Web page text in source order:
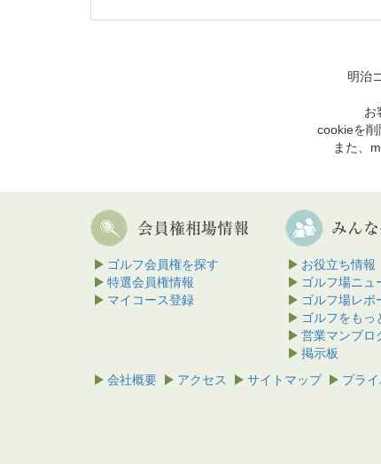
明治
お
cookieを
また、
ゴルフ会員権を探す
特選会員権情報
マイコース登録
お役立ち情報
ゴルフ場ニュ
ゴルフ場レポ
ゴルフをもっ
営業マンブロ
掲示板
会社概要 アクセス サイトマップ プラ